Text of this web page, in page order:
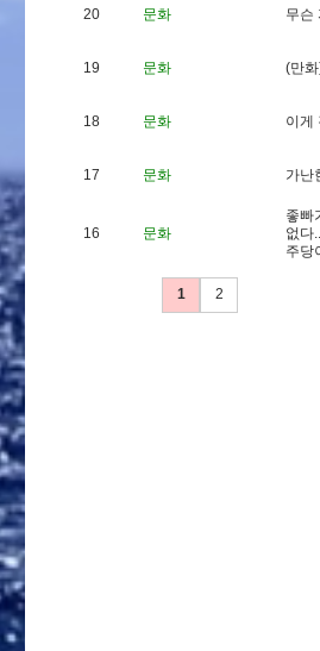
20 문화 무슨
19 문화 (만화
18 문화 이 게
17 문화 가난
16 문화
좋빠
없다..
주당
1 2